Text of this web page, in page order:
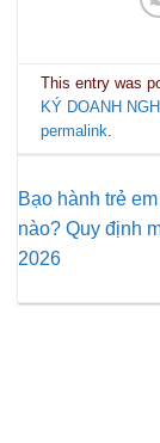
This entry was
KÝ DOANH
permalink
Bạo hành trẻ
nào? Quy định
2026